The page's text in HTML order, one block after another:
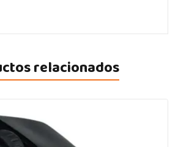
relacionados